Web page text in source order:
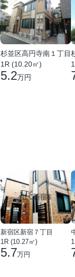
杉並区高円寺南１丁目
1R (10.20㎡)
5.2万円
新宿区新宿７丁目
1R (10.27㎡)
5.7万円